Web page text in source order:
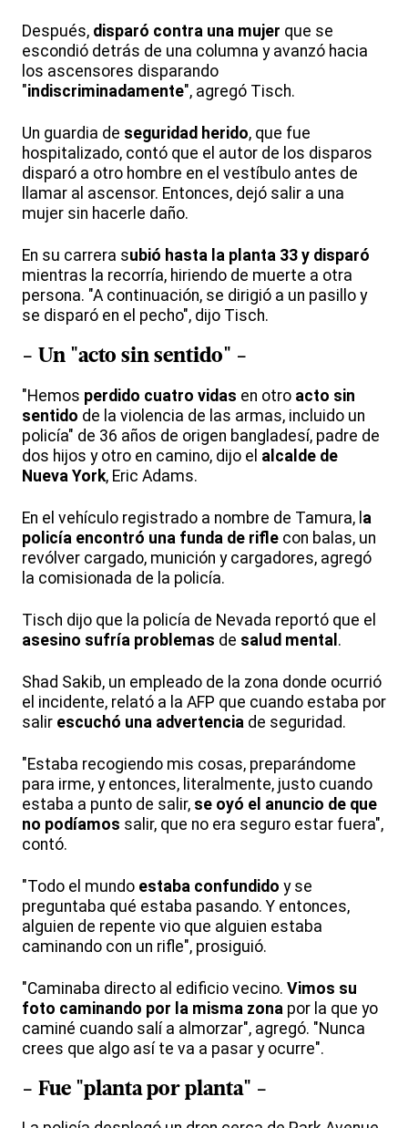
Después, disparó contra una mujer que se
escondió detrás de una columna y avanzó hacia
los ascensores disparando
"indiscriminadamente", agregó Tisch.
Un guardia de seguridad herido, que fue
hospitalizado, contó que el autor de los disparos
disparó a otro hombre en el vestíbulo antes de
llamar al ascensor. Entonces, dejó salir a una
mujer sin hacerle daño.
En su carrera subió hasta la planta 33 y disparó
mientras la recorría, hiriendo de muerte a otra
persona. "A continuación, se dirigió a un pasillo y
se disparó en el pecho", dijo Tisch.
- Un "acto sin sentido" -
"Hemos perdido cuatro vidas en otro acto sin
sentido de la violencia de las armas, incluido un
policía" de 36 años de origen bangladesí, padre de
dos hijos y otro en camino, dijo el alcalde de
Nueva York, Eric Adams.
En el vehículo registrado a nombre de Tamura, l a
policía encontró una funda de rifle con balas, un
revólver cargado, munición y cargadores, agregó
la comisionada de la policía.
Tisch dijo que la policía de Nevada reportó que el
asesino sufría problemas de salud mental .
Shad Sakib, un empleado de la zona donde ocurrió
el incidente, relató a la AFP que cuando estaba por
salir escuchó una advertencia de seguridad.
"Estaba recogiendo mis cosas, preparándome
para irme, y entonces, literalmente, justo cuando
estaba a punto de salir, se oyó el anuncio de que
no podíamos salir, que no era seguro estar fuera",
contó.
"Todo el mundo estaba confundido y se
preguntaba qué estaba pasando. Y entonces,
alguien de repente vio que alguien estaba
caminando con un rifle", prosiguió.
"Caminaba directo al edificio vecino. Vimos su
foto caminando por la misma zona por la que yo
caminé cuando salí a almorzar", agregó. "Nunca
crees que algo así te va a pasar y ocurre".
- Fue "planta por planta" -